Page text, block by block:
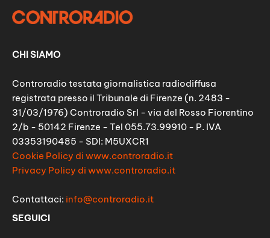
CHI SIAMO
Controradio testata giornalistica radiodiffusa
registrata presso il Tribunale di Firenze (n. 2483 -
31/03/1976) Controradio Srl - via del Rosso Fiorentino
2/b - 50142 Firenze - Tel 055.73.99910 - P. IVA
03353190485 - SDI: M5UXCR1
Cookie Policy di www.controradio.it
Privacy Policy di www.controradio.it
Contattaci: info@controradio.it
SEGUICI